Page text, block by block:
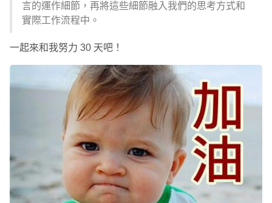
言的運作細節，再將這些細節融入我們的思考方式和
實際工作流程中。
一起來和我努力 30 天吧！